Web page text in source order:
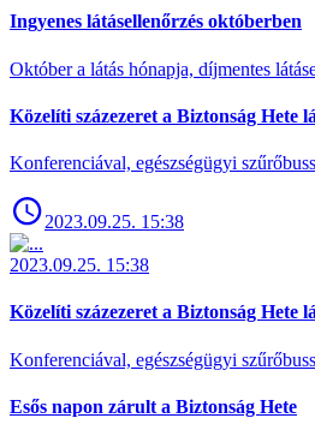
Ingyenes látásellenőrzés októberben
Október a látás hónapja, díjmentes
Közelíti százezeret a Biztonság Hete
Konferenciával, egészségügyi
2023.09.25. 15:38
2023.09.25. 15:38
Közelíti százezeret a Biztonság Hete
Konferenciával, egészségügyi
Esős napon zárult a Biztonság Hete